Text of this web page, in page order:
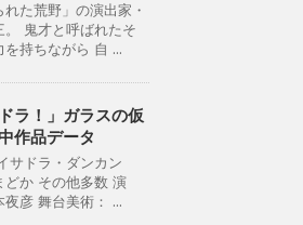
れた荒野」の演出家・
。 鬼才と呼ばれたそ
を持ちながら 自 ...
ドラ！」ガラスの仮
作品データ
サドラ・ダンカン
どか その他多数 演
夜彦 舞台美術： ...